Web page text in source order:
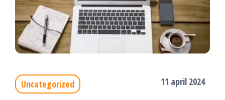
Uncategorized 11 april 2024